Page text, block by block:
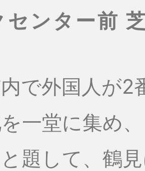
センター前
で外国人が2
一堂に集め
題して、鶴